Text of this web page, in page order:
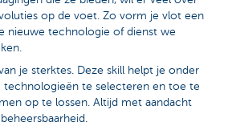
op de voet. Zo vorm je vlot een
nieuwe technologie of dienst we
je sterktes. Deze skill helpt je onder
technologieën te selecteren en toe te
op te lossen. Altijd met aandacht